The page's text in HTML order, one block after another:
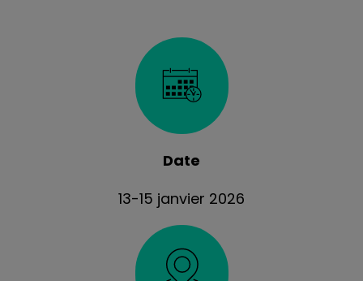
Date
13-15 janvier 2026